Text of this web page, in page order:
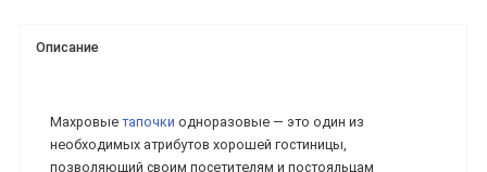
Описание
Махровые тапочки одноразовые ― это один из
необходимых атрибутов хорошей гостиницы,
позволяющий своим посетителям и постояльцам